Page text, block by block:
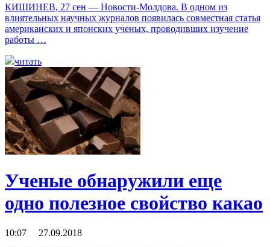
КИШИНЕВ, 27 сен — Новости-Молдова. В одном из
влиятельных научных журналов появилась совместная статья
американских и японских ученых, проводивших изучение
работы …
читать
Ученые обнаружили еще
одно полезное свойство какао
10:07 27.09.2018